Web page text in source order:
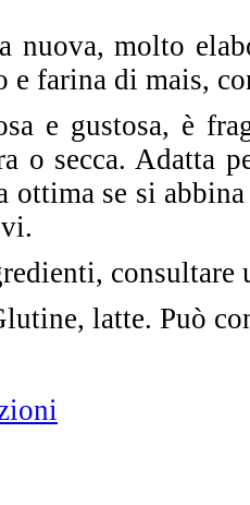
nuova, molto
e farina di mais,
e gustosa, è
o secca. Adatta
ottima se si
latte. Può